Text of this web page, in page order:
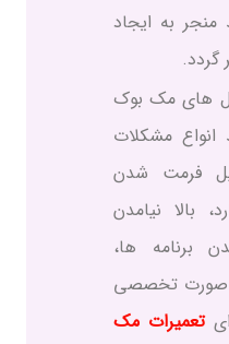
منجر به ایجاد
گردد.
های مک بوک
انواع مشکلات
فرمت شدن
بالا نیامدن
برنامه ها،
صورت تخصصی
تعمیرات مک